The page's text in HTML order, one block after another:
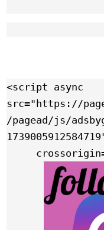
<script async
src="https://
/pagead/js/